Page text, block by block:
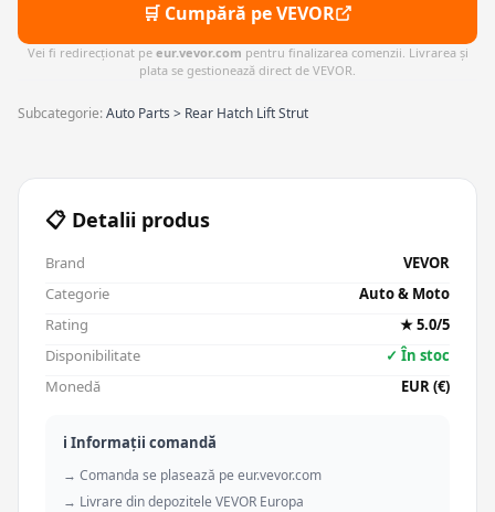
🛒 Cumpără pe VEVOR
Vei fi redirecționat pe eur.vevor.com pentru finalizarea comenzii. Livrarea și
plata se gestionează direct de VEVOR.
Subcategorie:Auto Parts > Rear Hatch Lift Strut
📋 Detalii produs
Brand
VEVOR
Categorie
Auto & Moto
Rating
★ 5.0/5
Disponibilitate
✓ În stoc
Monedă
EUR (€)
ℹ️ Informații comandă
→ Comanda se plasează pe eur.vevor.com
→ Livrare din depozitele VEVOR Europa